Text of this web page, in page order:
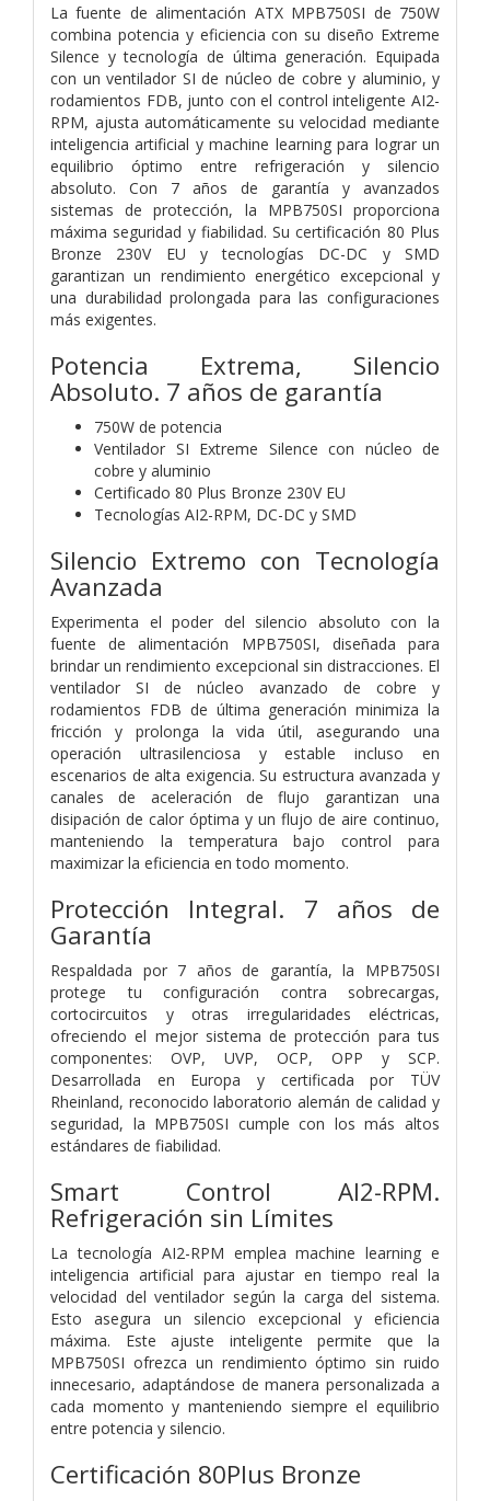
La fuente de alimentación ATX MPB750SI de 750W
combina potencia y eficiencia con su diseño Extreme
Silence y tecnología de última generación. Equipada
con un ventilador SI de núcleo de cobre y aluminio, y
rodamientos FDB, junto con el control inteligente AI2-
RPM, ajusta automáticamente su velocidad mediante
inteligencia artificial y machine learning para lograr un
equilibrio óptimo entre refrigeración y silencio
absoluto. Con 7 años de garantía y avanzados
sistemas de protección, la MPB750SI proporciona
máxima seguridad y fiabilidad. Su certificación 80 Plus
Bronze 230V EU y tecnologías DC-DC y SMD
garantizan un rendimiento energético excepcional y
una durabilidad prolongada para las configuraciones
más exigentes.
Potencia Extrema, Silencio
Absoluto. 7 años de garantía
750W de potencia
Ventilador SI Extreme Silence con núcleo de
cobre y aluminio
Certificado 80 Plus Bronze 230V EU
Tecnologías AI2-RPM, DC-DC y SMD
Silencio Extremo con Tecnología
Avanzada
Experimenta el poder del silencio absoluto con la
fuente de alimentación MPB750SI, diseñada para
brindar un rendimiento excepcional sin distracciones. El
ventilador SI de núcleo avanzado de cobre y
rodamientos FDB de última generación minimiza la
fricción y prolonga la vida útil, asegurando una
operación ultrasilenciosa y estable incluso en
escenarios de alta exigencia. Su estructura avanzada y
canales de aceleración de flujo garantizan una
disipación de calor óptima y un flujo de aire continuo,
manteniendo la temperatura bajo control para
maximizar la eficiencia en todo momento.
Protección Integral. 7 años de
Garantía
Respaldada por 7 años de garantía, la MPB750SI
protege tu configuración contra sobrecargas,
cortocircuitos y otras irregularidades eléctricas,
ofreciendo el mejor sistema de protección para tus
componentes: OVP, UVP, OCP, OPP y SCP.
Desarrollada en Europa y certificada por TÜV
Rheinland, reconocido laboratorio alemán de calidad y
seguridad, la MPB750SI cumple con los más altos
estándares de fiabilidad.
Smart Control AI2-RPM.
Refrigeración sin Límites
La tecnología AI2-RPM emplea machine learning e
inteligencia artificial para ajustar en tiempo real la
velocidad del ventilador según la carga del sistema.
Esto asegura un silencio excepcional y eficiencia
máxima. Este ajuste inteligente permite que la
MPB750SI ofrezca un rendimiento óptimo sin ruido
innecesario, adaptándose de manera personalizada a
cada momento y manteniendo siempre el equilibrio
entre potencia y silencio.
Certificación 80Plus Bronze